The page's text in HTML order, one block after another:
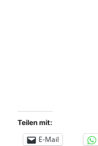
Teilen mit:
E-Mail